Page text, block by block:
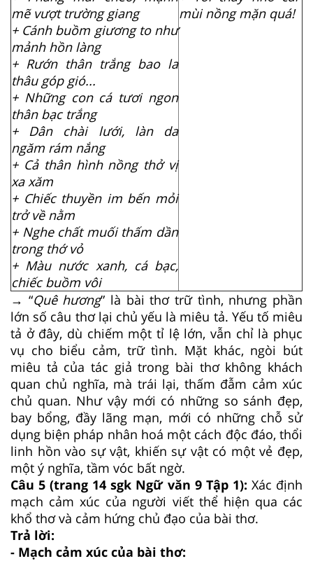
mẽ vượt trường giang
+ Cánh buồm giương to như
mảnh hồn làng
+ Rướn thân trắng bao la
thâu góp gió...
+ Những con cá tươi ngon
thân bạc trắng
+ Dân chài lưới, làn da
ngăm rám nắng
+ Cả thân hình nồng thở vị
xa xăm
+ Chiếc thuyền im bến mỏi
trở về nằm
+ Nghe chất muối thấm dần
trong thớ vỏ
+ Màu nước xanh, cá bạc,
chiếc buồm vôi
mùi nồng mặn quá!
→ “Quê hương” là bài thơ trữ tình, nhưng phần
lớn số câu thơ lại chủ yếu là miêu tả. Yếu tố miêu
tả ở đây, dù chiếm một tỉ lệ lớn, vẫn chỉ là phục
vụ cho biểu cảm, trữ tình. Mặt khác, ngòi bút
miêu tả của tác giả trong bài thơ không khách
quan chủ nghĩa, mà trái lại, thấm đẫm cảm xúc
chủ quan. Như vậy mới có những so sánh đẹp,
bay bổng, đầy lãng mạn, mới có những chỗ sử
dụng biện pháp nhân hoá một cách độc đáo, thổi
linh hồn vào sự vật, khiến sự vật có một vẻ đẹp,
một ý nghĩa, tầm vóc bất ngờ.
Câu 5 (trang 14 sgk Ngữ văn 9 Tập 1): Xác định
mạch cảm xúc của người viết thể hiện qua các
khổ thơ và cảm hứng chủ đạo của bài thơ.
Trả lời:
- Mạch cảm xúc của bài thơ: